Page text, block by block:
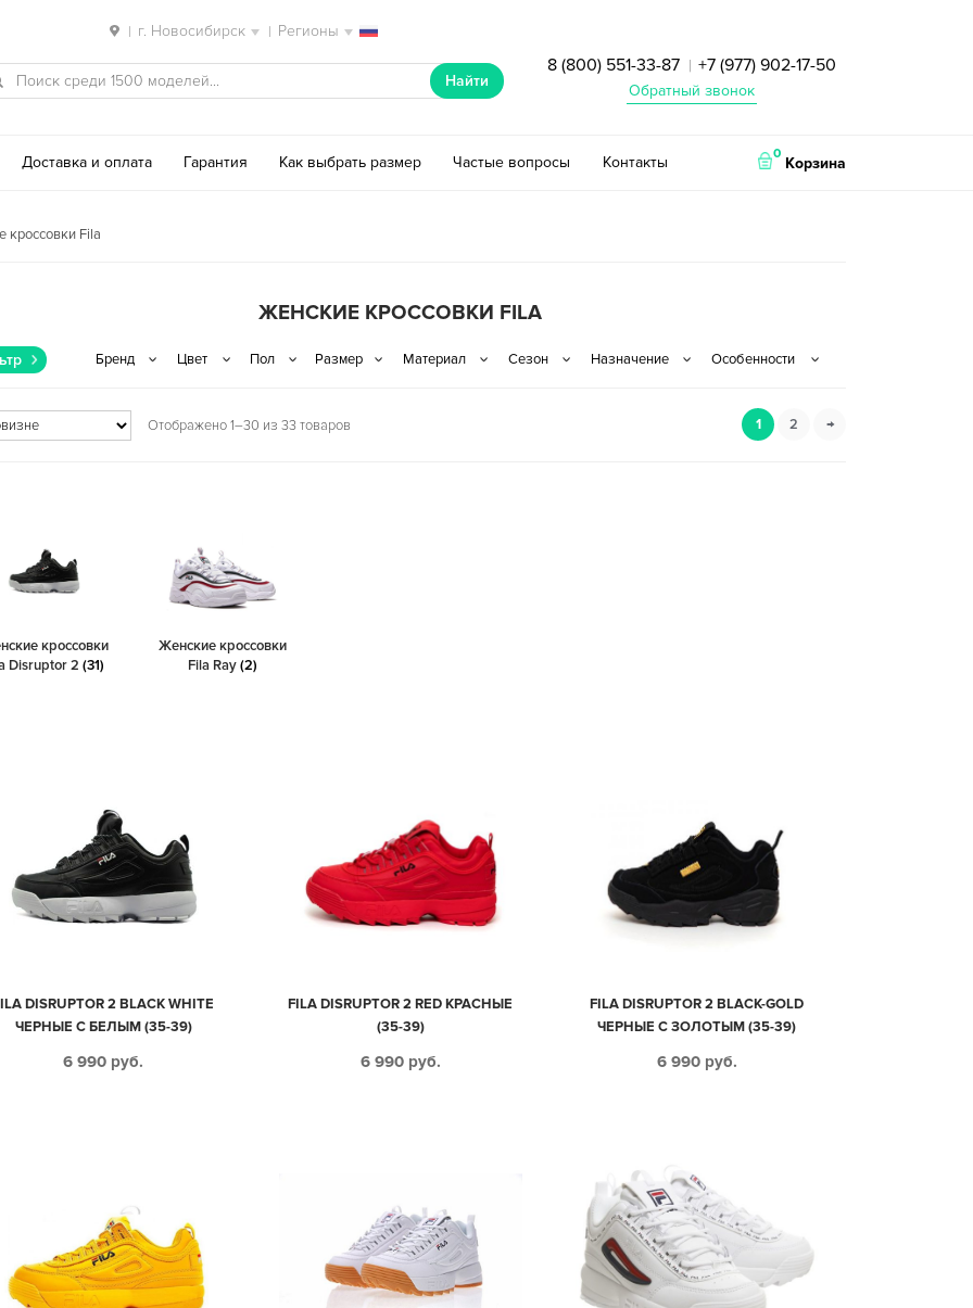
| г. Новосибирск | Регионы
Найти
8 (800) 551-33-87 | +7 (977) 902-17-50
Обратный звонок
Доставка и оплата Гарантия Как выбрать размер Частые вопросы Контакты 0
Корзина
кроссовки Fila
ЖЕНСКИЕ КРОССОВКИ FILA
Отображено 1–30 из 33 товаров 1 2 →
кроссовки
Disruptor 2(31)
Женские кроссовки
Fila Ray(2)
DISRUPTOR 2 BLACK WHITE
ЧЕРНЫЕ С БЕЛЫМ (35-39)
6 990 руб.
FILA DISRUPTOR 2 RED КРАСНЫЕ
(35-39)
6 990 руб.
FILA DISRUPTOR 2 BLACK-GOLD
ЧЕРНЫЕ С ЗОЛОТЫМ (35-39)
6 990 руб.